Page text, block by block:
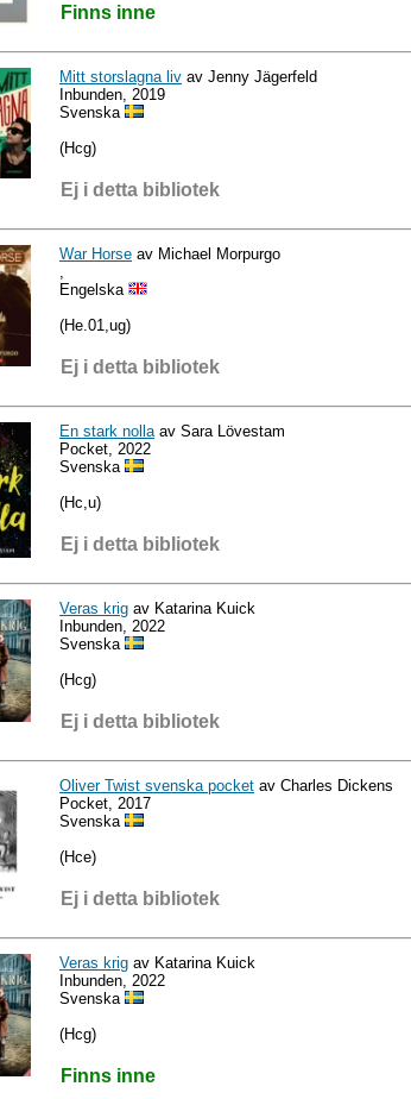
Finns inne
Mitt storslagna liv av Jenny Jägerfeld
Inbunden, 2019
Svenska
(Hcg)
Ej i detta bibliotek
War Horse av Michael Morpurgo
Engelska
(He.01,ug)
Ej i detta bibliotek
En stark nolla av Sara Lövestam
Pocket, 2022
Svenska
(Hc,u)
Ej i detta bibliotek
Veras krig av Katarina Kuick
Inbunden, 2022
Svenska
(Hcg)
Ej i detta bibliotek
Oliver Twist svenska pocket av Charles Dickens
Pocket, 2017
Svenska
(Hce)
Ej i detta bibliotek
Veras krig av Katarina Kuick
Inbunden, 2022
Svenska
(Hcg)
Finns inne